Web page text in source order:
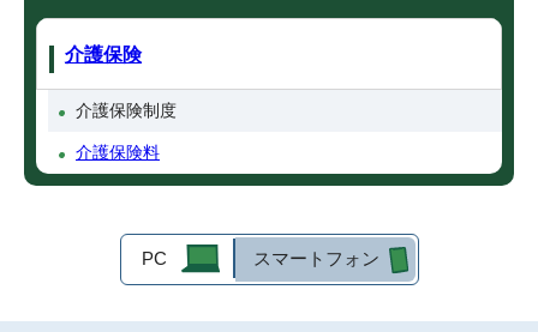
介護保険
介護保険制度
介護保険料
PC スマートフォン